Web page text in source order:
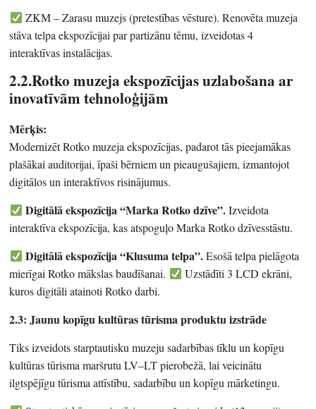
ZKM – Zarasu muzejs (pretestības vēsture). Renovēta muzeja
stāva telpa ekspozīcijai par partizānu tēmu, izveidotas 4
interaktīvas instalācijas.
2.2.Rotko muzeja ekspozīcijas uzlabošana ar
inovatīvām tehnoloģijām
Mērķis:
Modernizēt Rotko muzeja ekspozīcijas, padarot tās pieejamākas
plašākai auditorijai, īpaši bērniem un pieaugušajiem, izmantojot
digitālos un interaktīvos risinājumus.
Digitālā ekspozīcija “Marka Rotko dzīve”.Izveidota
interaktīva ekspozīcija, kas atspoguļo Marka Rotko dzīvesstāstu.
Digitālā ekspozīcija “Klusuma telpa”.Esošā telpa pielāgota
mierīgai Rotko mākslas baudīšanai.
Uzstādīti 3 LCD ekrāni,
kuros digitāli atainoti Rotko darbi.
2.3: Jaunu kopīgu kultūras tūrisma produktu izstrāde
Tiks izveidots starptautisku muzeju sadarbības tīklu un kopīgu
kultūras tūrisma maršrutu LV–LT pierobežā, lai veicinātu
ilgtspējīgu tūrisma attīstību, sadarbību un kopīgu mārketingu.